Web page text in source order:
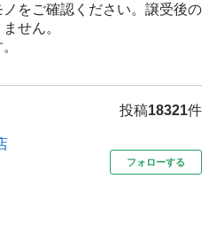
をご確認ください。譲受後の
せん。
投稿18321件
フォローする